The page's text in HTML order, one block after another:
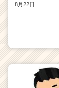
8月22日